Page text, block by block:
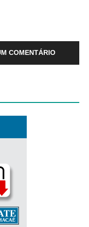
COMENTÁRIO